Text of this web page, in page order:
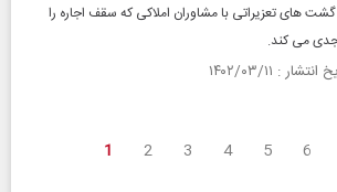
های تعزیراتی با مشاوران املاکی که سقف اجاره را
جدی می کند.
1 2 3 4 5 6